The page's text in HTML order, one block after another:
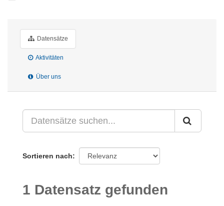
Datensätze
Aktivitäten
Über uns
Sortieren nach
1 Datensatz gefunden